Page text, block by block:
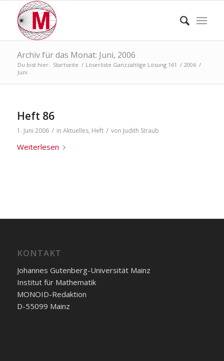
Archiv für das Monat: Juni, 2006
Du bist hier: Startseite / Löserliste Ganzzahlige Lösung 161 / 2006 /
Juni
Heft 86
1. Juni 2006 / in Aktuelles, Heft / von Judith Straub
Weiterlesen
KONTAKT
Johannes Gutenberg-Universität Mainz
Institut für Mathematik
MONOID-Redaktion
D-55099 Mainz